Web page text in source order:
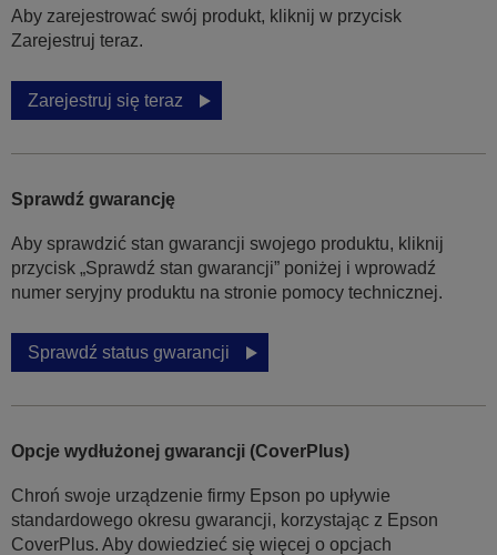
Aby zarejestrować swój produkt, kliknij w przycisk
Zarejestruj teraz.
Zarejestruj się teraz
Sprawdź gwarancję
Aby sprawdzić stan gwarancji swojego produktu, kliknij
przycisk „Sprawdź stan gwarancji” poniżej i wprowadź
numer seryjny produktu na stronie pomocy technicznej.
Sprawdź status gwarancji
Opcje wydłużonej gwarancji (CoverPlus)
Chroń swoje urządzenie firmy Epson po upływie
standardowego okresu gwarancji, korzystając z Epson
CoverPlus. Aby dowiedzieć się więcej o opcjach